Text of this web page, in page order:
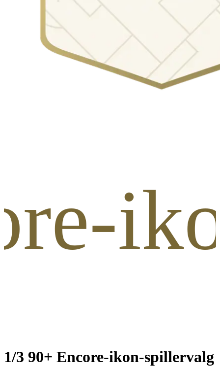
1/3 90+ Encore-ikon-spillervalg